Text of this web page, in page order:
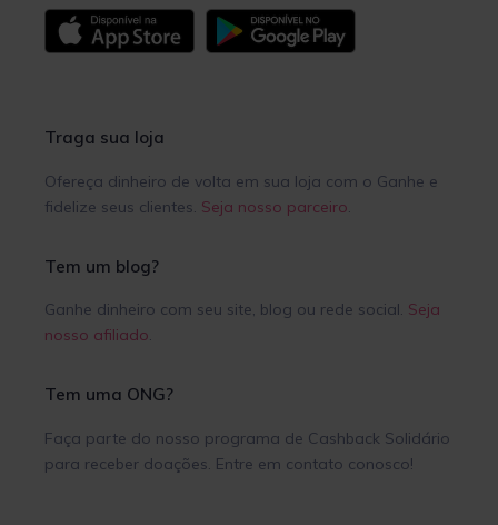
Traga sua loja
Ofereça dinheiro de volta em sua loja com o Ganhe e
fidelize seus clientes. Seja nosso parceiro.
Tem um blog?
Ganhe dinheiro com seu site, blog ou rede social. Seja
nosso afiliado.
Tem uma ONG?
Faça parte do nosso programa de Cashback Solidário
para receber doações. Entre em contato conosco!